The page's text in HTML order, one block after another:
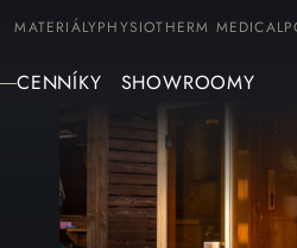
MATERIÁLYPHYSIOTHERM MEDICAL
CENNÍKY SHOWROOMY